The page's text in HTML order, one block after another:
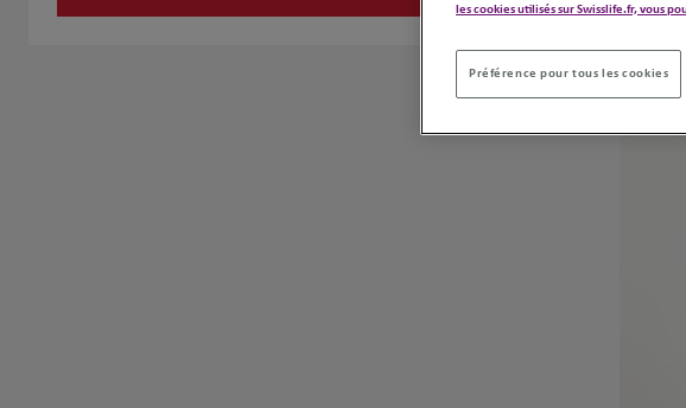
les cookies utilisés sur Swisslife.fr, vous
Préférence pour tous les cookies